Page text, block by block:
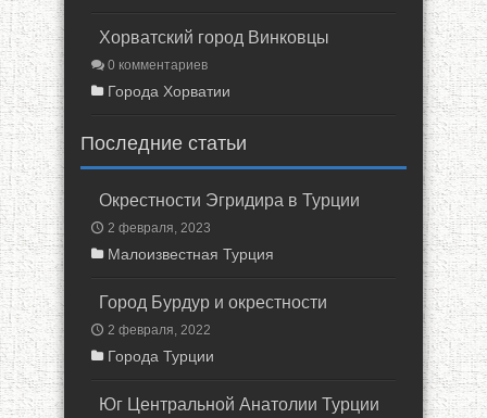
Хорватский город Винковцы
0 комментариев
Города Хорватии
Последние статьи
Окрестности Эгридира в Турции
2 февраля, 2023
Малоизвестная Турция
Город Бурдур и окрестности
2 февраля, 2022
Города Турции
Юг Центральной Анатолии Турции